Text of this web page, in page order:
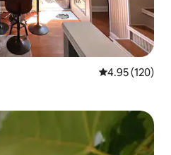
औसत रेटिंग 5 में से
4.95 (120)